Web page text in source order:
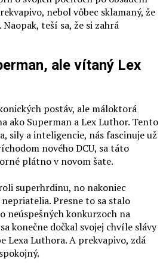
nebol vôbec sklamaný, že
teší sa, že si zahrá
ale vítaný Lex
postáv, ale máloktorá
ako Superman a Lex Luthor. Tento
sily a inteligencie, nás fascinuje už
nového DCU, sa táto
plátno v novom šate.
superhrdinu, no nakoniec
Presne to sa stalo
neúspešných konkurzoch na
konečne dočkal svojej chvíle slávy
Lexa Luthora. A prekvapivo, zdá